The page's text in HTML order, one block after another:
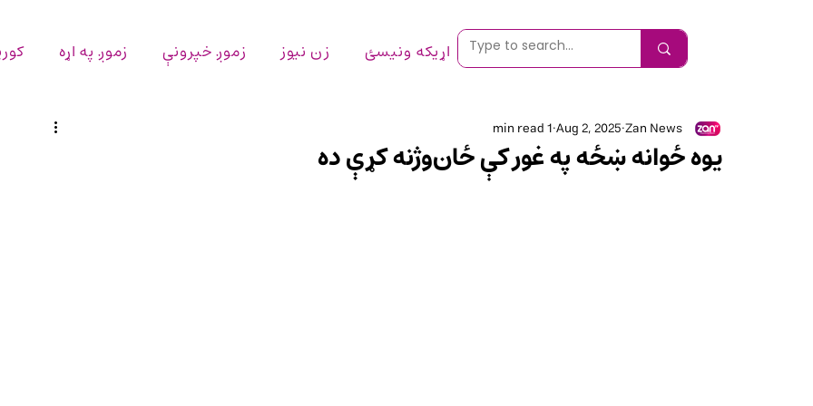
زموږ په اړه زموږ خپرونې زن نیوز اړیکه ونیسئ
یوه ځوانه ښځه په غور کې ځان‌وژنه کړې ده
Zan News
Aug 2, 2025
1 min read